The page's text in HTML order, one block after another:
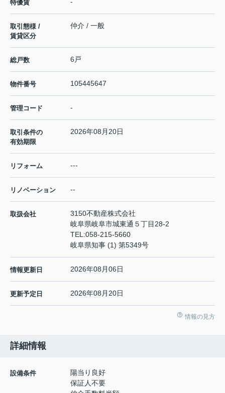
特優賃
取引態様 /
賃貸区分
仲介 / 一般
総戸数 6戸
物件番号 105445647
管理コード -
取引条件の
有効期限
2026年08月20日
リフォーム ---
リノベーション --
取扱会社
3150不動産株式会社
岐阜県岐阜市城東通５丁目28-2
TEL:058-215-5660
岐阜県知事 (1) 第5349号
情報更新日 2026年08月06日
更新予定日 2026年08月20日
情報の見方
詳細情報
設備条件
陽当り良好
保証人不要